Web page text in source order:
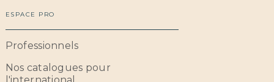
ESPACE PRO
Professionnels
Nos catalogues pour